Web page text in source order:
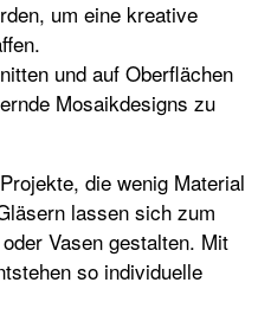
um eine kreative
und auf Oberflächen
Mosaikdesigns zu
die wenig Material
lassen sich zum
Vasen gestalten. Mit
so individuelle